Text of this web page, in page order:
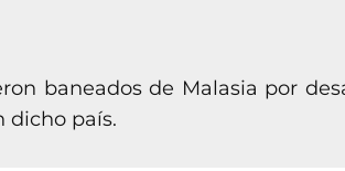
baneados de Malasia por
dicho país.